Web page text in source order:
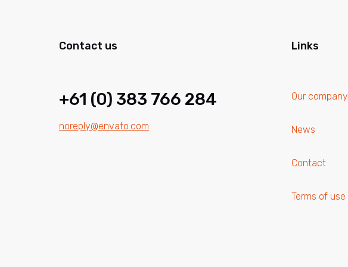
Contact us
+61 (0) 383 766 284
noreply@envato.com
Links
Our company
News
Contact
Terms of use